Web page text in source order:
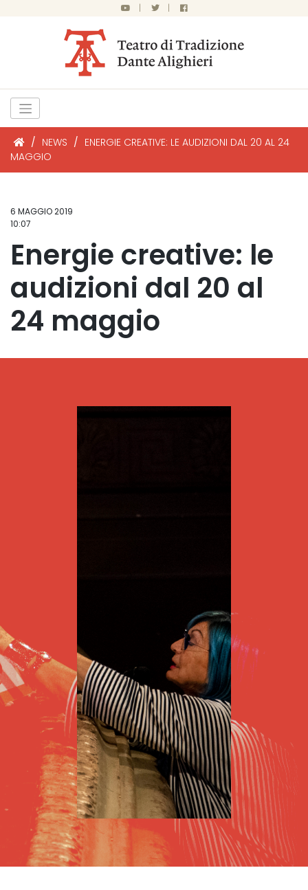
| |
/ NEWS / ENERGIE CREATIVE: LE AUDIZIONI DAL 20 AL 24
MAGGIO
6 MAGGIO 2019
10:07
Energie creative: le
audizioni dal 20 al
24 maggio